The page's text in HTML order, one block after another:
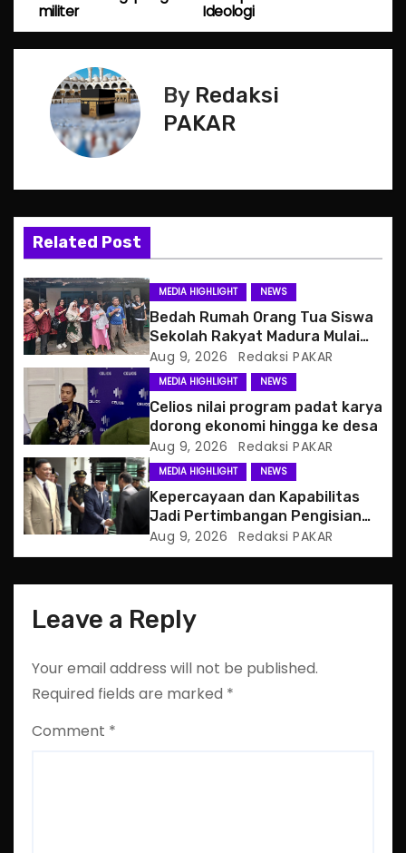
o
s
g
a
t
i
o
n
Ideologi
militer
By Redaksi
PAKAR
Related Post
MEDIA HIGHLIGHT NEWS
Bedah Rumah Orang Tua Siswa
Sekolah Rakyat Madura Mulai
Berjalan
Aug 9, 2026 Redaksi PAKAR
MEDIA HIGHLIGHT NEWS
Celios nilai program padat karya
dorong ekonomi hingga ke desa
Aug 9, 2026 Redaksi PAKAR
MEDIA HIGHLIGHT NEWS
Kepercayaan dan Kapabilitas
Jadi Pertimbangan Pengisian
Posisi Wamenhan
Aug 9, 2026 Redaksi PAKAR
Leave a Reply
Your email address will not be published.
Required fields are marked *
Comment *